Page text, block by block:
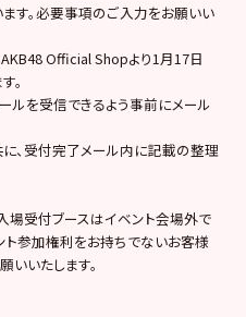
す。必要事項のご入力をお願いい
Official Shopより1月17日
。
ルを受信できるよう事前にメール
、受付完了メール内に記載の整理
場受付ブースはイベント会場外で
ト参加権利をお持ちでないお客様
いたします。